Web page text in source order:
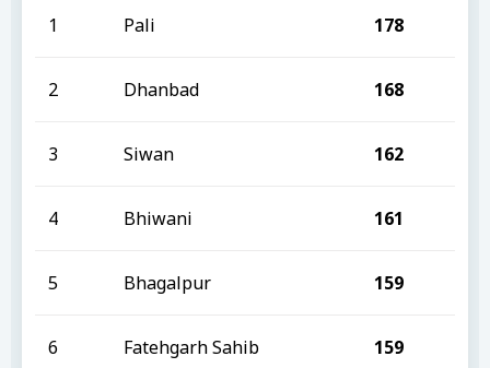
1 Pali 178
2 Dhanbad 168
3 Siwan 162
4 Bhiwani 161
5 Bhagalpur 159
6 Fatehgarh Sahib 159